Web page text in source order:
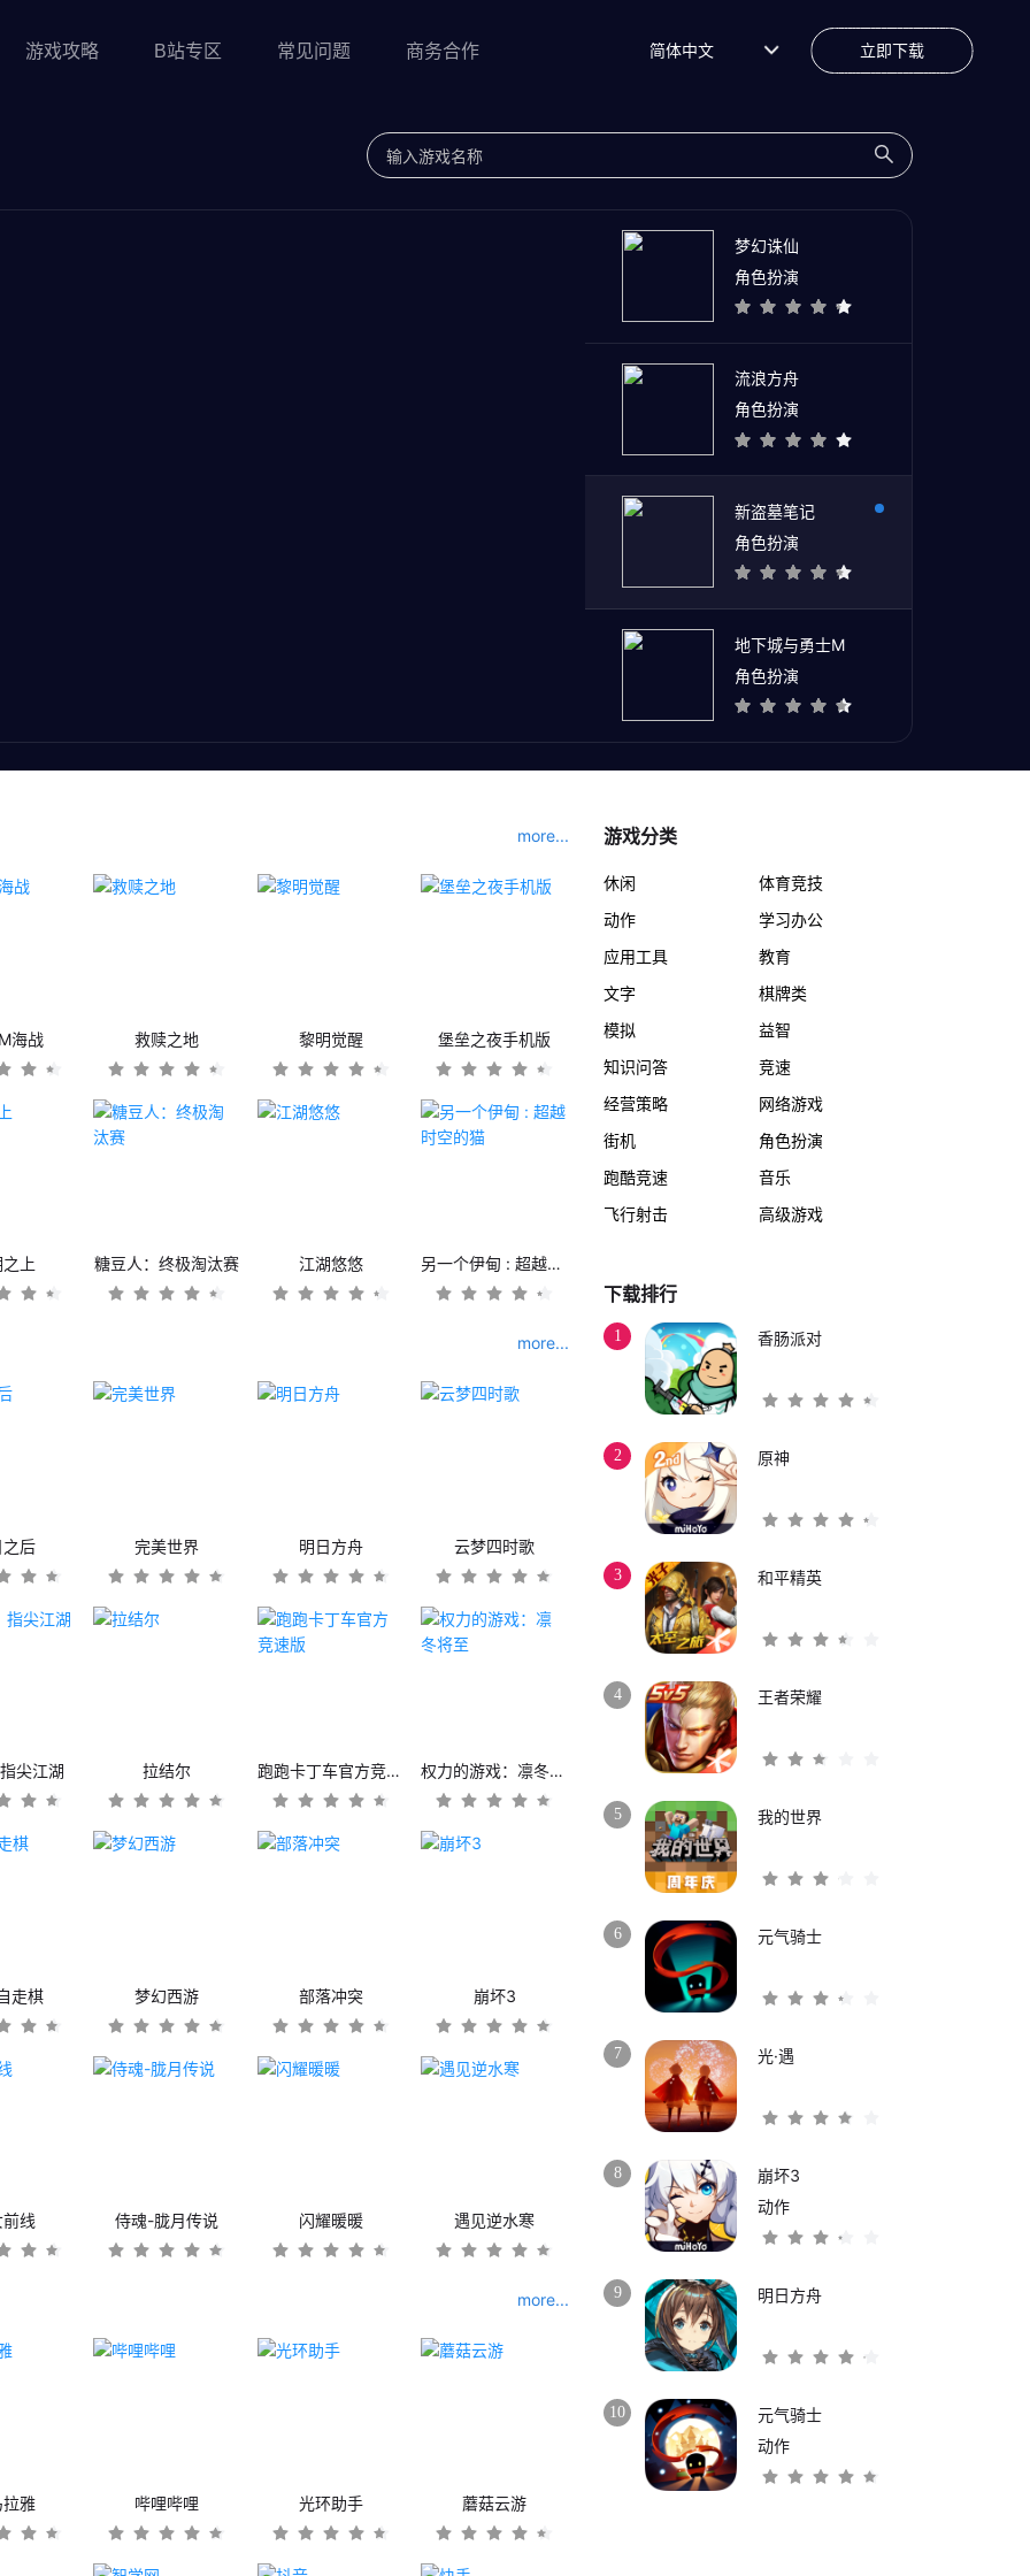
游戏攻略 B站专区 常见问题 商务合作 简体中文 立即下载
梦幻诛仙
角色扮演
流浪方舟
角色扮演
新盗墓笔记
角色扮演
地下城与勇士M
角色扮演
more...
海战 救赎之地 黎明觉醒 堡垒之夜手机版
上 糖豆人：终极淘汰赛 江湖悠悠 另一个伊甸 : 超越时空的猫
more...
后 完美世界 明日方舟 云梦四时歌
尖江湖 拉结尔 跑跑卡丁车官方竞速版 权力的游戏：凛冬将至
走棋 梦幻西游 部落冲突 崩坏3
线 侍魂-胧月传说 闪耀暖暖 遇见逆水寒
more...
雅 哔哩哔哩 光环助手 蘑菇云游
游戏分类
休闲
体育竞技
动作
学习办公
应用工具
教育
文字
棋牌类
模拟
益智
知识问答
竞速
经营策略
网络游戏
街机
角色扮演
跑酷竞速
音乐
飞行射击
高级游戏
下载排行
1 香肠派对
2 原神
3 和平精英
4 王者荣耀
5 我的世界
6 元气骑士
7 光·遇
8
崩坏3
动作
9 明日方舟
10
元气骑士
动作